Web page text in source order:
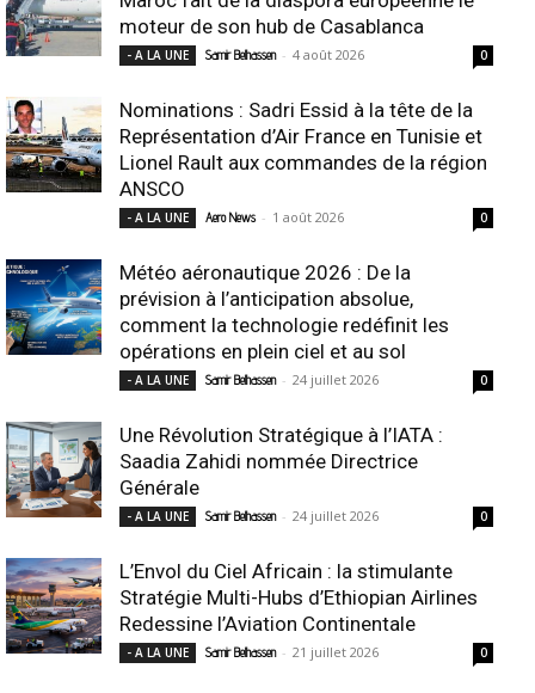
moteur de son hub de Casablanca
- A LA UNE Samir Belhassen - 4 août 2026 0
Nominations : Sadri Essid à la tête de la
Représentation d’Air France en Tunisie et
Lionel Rault aux commandes de la région
ANSCO
- A LA UNE Aero News - 1 août 2026 0
Météo aéronautique 2026 : De la
prévision à l’anticipation absolue,
comment la technologie redéfinit les
opérations en plein ciel et au sol
- A LA UNE Samir Belhassen - 24 juillet 2026 0
Une Révolution Stratégique à l’IATA :
Saadia Zahidi nommée Directrice
Générale
- A LA UNE Samir Belhassen - 24 juillet 2026 0
L’Envol du Ciel Africain : la stimulante
Stratégie Multi-Hubs d’Ethiopian Airlines
Redessine l’Aviation Continentale
- A LA UNE Samir Belhassen - 21 juillet 2026 0